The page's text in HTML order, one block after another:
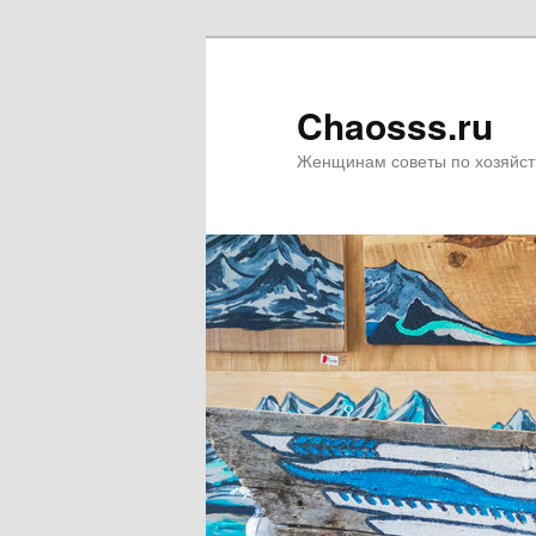
Chaosss.ru
Женщинам советы по